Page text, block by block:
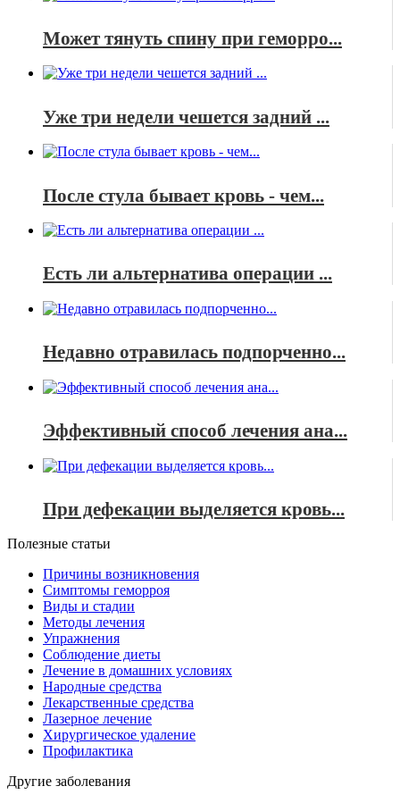
Может тянуть спину при геморро...
Уже три недели чешется задний ...
После стула бывает кровь - чем...
Есть ли альтернатива операции ...
Недавно отравилась подпорченно...
Эффективный способ лечения ана...
При дефекации выделяется кровь...
Полезные статьи
Причины возникновения
Симптомы геморроя
Виды и стадии
Методы лечения
Упражнения
Соблюдение диеты
Лечение в домашних условиях
Народные средства
Лекарственные средства
Лазерное лечение
Хирургическое удаление
Профилактика
Другие заболевания